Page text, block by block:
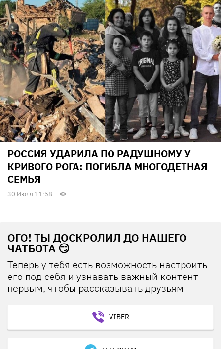
РОССИЯ УДАРИЛА ПО РАДУШНОМУ У
КРИВОГО РОГА: ПОГИБЛА МНОГОДЕТНАЯ
СЕМЬЯ
30 Июля 11:58
ОГО! ТЫ ДОСКРОЛИЛ ДО НАШЕГО
ЧАТБОТА 😏
Теперь у тебя есть возможность настроить
его под себя и узнавать важный контент
первым, чтобы рассказывать друзьям
VIBER